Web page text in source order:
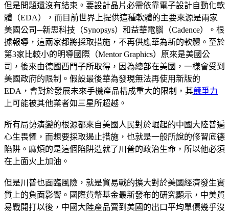
但是問題還沒有結束。要設計晶片必需依靠電子設計自動化軟
體（EDA），而目前世界上提供這種軟體的主要來源是兩家
美國公司─新思科技（Synopsys）和益華電腦（Cadence）。根
據報導，這兩家都將採取措施，不再供應華為新的軟體。至於
第3家比較小的明導國際（Mentor Graphics）原來是美國公
司，後來由德國西門子所取得，因為總部在美國，一樣會受到
美國政府的限制。假設最後華為發現無法再使用新版的
EDA，會對於發展未來手機產品構成重大的限制，其競爭力
上可能被其他業者如三星所超越。
所有局勢演變的根源都來自美國人民對於崛起的中國大陸普遍
心生畏懼，而想要採取遏止措施，也就是一般所說的修習底德
陷阱。麻煩的是這個陷阱造就了川普的政治生命，所以他必須
在上面火上加油。
但是川普也面臨風險，就是貿易戰的擴大對於美國經濟發生實
質上的負面影響。國際貨幣基金最新發布的研究顯示，中美貿
易戰開打以後，中國大陸產品賣到美國的出口平均單價幾乎沒